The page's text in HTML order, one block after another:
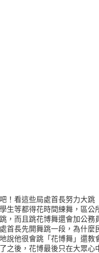
！看這些局處首長努力大
生等都得花時間練舞，區
，而且跳花博舞還會加公
首長先開舞跳一段，為什
說他很會跳「花博舞」還
了之後，花博最後只在大眾